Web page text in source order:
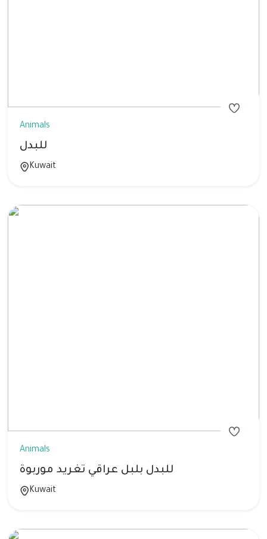
Animals
للبدل
Kuwait
Animals
للبدل بلبل عراقي تغريد موربوة
Kuwait